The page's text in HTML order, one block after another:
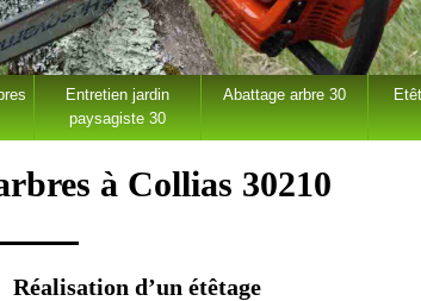
Entretien jardin
paysagiste 30
Abattage arbre 30
à Collias 30210
Réalisation d’un étêtage